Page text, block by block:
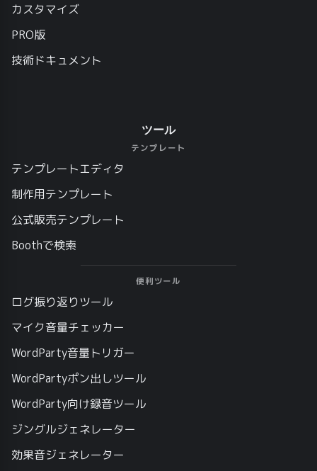
カスタマイズ
PRO版
技術ドキュメント
ツール
テンプレート
テンプレートエディタ
制作用テンプレート
公式販売テンプレート
Boothで検索
便利ツール
ログ振り返りツール
マイク音量チェッカー
WordParty音量トリガー
WordPartyポン出しツール
WordParty向け録音ツール
ジングルジェネレーター
効果音ジェネレーター